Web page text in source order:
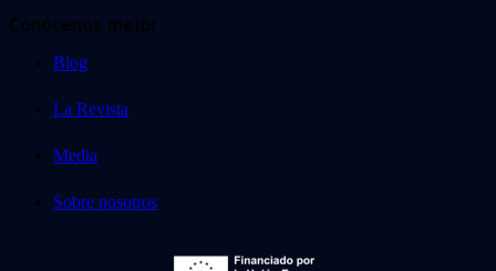
Conócenos mejor
Blog
La Revista
Media
Sobre nosotros